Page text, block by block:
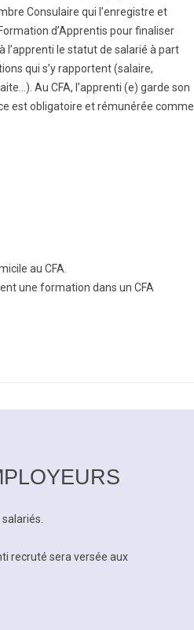
Consulaire qui l’enregistre et
d’Apprentis pour finaliser
l’apprenti le statut de salarié à part
qui s’y rapportent (salaire,
Au CFA, l’apprenti (e) garde son
est obligatoire et rémunérée comme
au CFA.
une formation dans un CFA
recruté sera versée aux